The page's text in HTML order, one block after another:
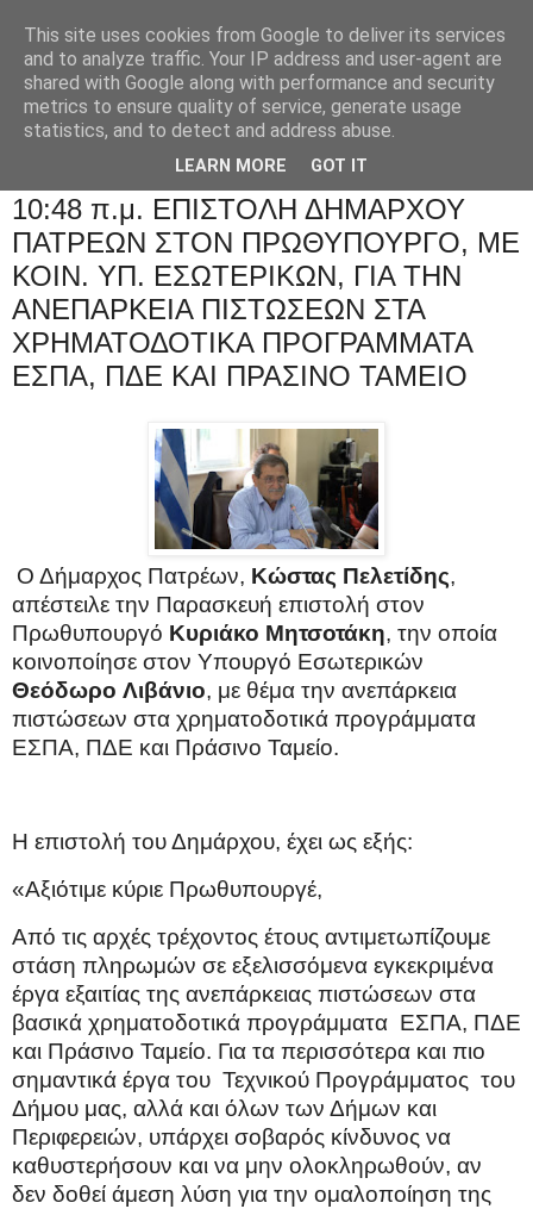
10:48 π.μ. ΕΠΙΣΤΟΛΗ ΔΗΜΑΡΧΟΥ
ΠΑΤΡΕΩΝ ΣΤΟΝ ΠΡΩΘΥΠΟΥΡΓΟ, ΜΕ
ΚΟΙΝ. ΥΠ. ΕΣΩΤΕΡΙΚΩΝ, ΓΙΑ ΤΗΝ
ΑΝΕΠΑΡΚΕΙΑ ΠΙΣΤΩΣΕΩΝ ΣΤΑ
ΧΡΗΜΑΤΟΔΟΤΙΚΑ ΠΡΟΓΡΑΜΜΑΤΑ
ΕΣΠΑ, ΠΔΕ ΚΑΙ ΠΡΑΣΙΝΟ ΤΑΜΕΙΟ
Ο Δήμαρχος Πατρέων, Κώστας Πελετίδης,
απέστειλε την Παρασκευή επιστολή στον
Πρωθυπουργό Κυριάκο Μητσοτάκη, την οποία
κοινοποίησε στον Υπουργό Εσωτερικών
Θεόδωρο Λιβάνιο, με θέμα την ανεπάρκεια
πιστώσεων στα χρηματοδοτικά προγράμματα
ΕΣΠΑ, ΠΔΕ και Πράσινο Ταμείο.
Η επιστολή του Δημάρχου, έχει ως εξής:
«Αξιότιμε κύριε Πρωθυπουργέ,
Από τις αρχές τρέχοντος έτους αντιμετωπίζουμε
στάση πληρωμών σε εξελισσόμενα εγκεκριμένα
έργα εξαιτίας της ανεπάρκειας πιστώσεων στα
βασικά χρηματοδοτικά προγράμματα ΕΣΠΑ, ΠΔΕ
και Πράσινο Ταμείο. Για τα περισσότερα και πιο
σημαντικά έργα του Τεχνικού Προγράμματος του
Δήμου μας, αλλά και όλων των Δήμων και
Περιφερειών, υπάρχει σοβαρός κίνδυνος να
καθυστερήσουν και να μην ολοκληρωθούν, αν
δεν δοθεί άμεση λύση για την ομαλοποίηση της
This site uses cookies from Google to deliver its services
and to analyze traffic. Your IP address and user-agent are
shared with Google along with performance and security
metrics to ensure quality of service, generate usage
statistics, and to detect and address abuse.
LEARN MORE GOT IT